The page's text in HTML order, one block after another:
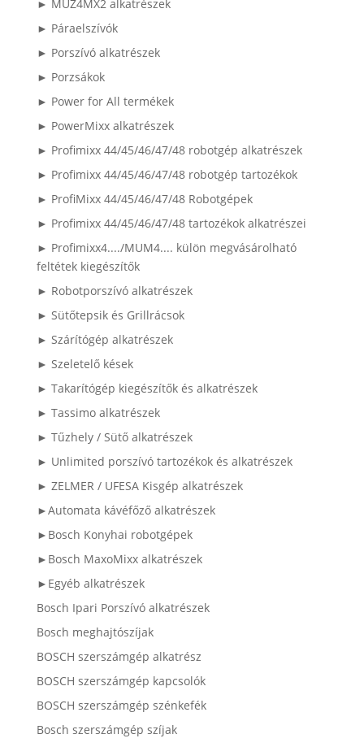
► MUZ4MX2 alkatrészek
► Páraelszívók
► Porszívó alkatrészek
► Porzsákok
► Power for All termékek
► PowerMixx alkatrészek
► Profimixx 44/45/46/47/48 robotgép alkatrészek
► Profimixx 44/45/46/47/48 robotgép tartozékok
► ProfiMixx 44/45/46/47/48 Robotgépek
► Profimixx 44/45/46/47/48 tartozékok alkatrészei
► Profimixx4..../MUM4.... külön megvásárolható
feltétek kiegészítők
► Robotporszívó alkatrészek
► Sütőtepsik és Grillrácsok
► Szárítógép alkatrészek
► Szeletelő kések
► Takarítógép kiegészítők és alkatrészek
► Tassimo alkatrészek
► Tűzhely / Sütő alkatrészek
► Unlimited porszívó tartozékok és alkatrészek
► ZELMER / UFESA Kisgép alkatrészek
►Automata kávéfőző alkatrészek
►Bosch Konyhai robotgépek
►Bosch MaxoMixx alkatrészek
►Egyéb alkatrészek
Bosch Ipari Porszívó alkatrészek
Bosch meghajtószíjak
BOSCH szerszámgép alkatrész
BOSCH szerszámgép kapcsolók
BOSCH szerszámgép szénkefék
Bosch szerszámgép szíjak